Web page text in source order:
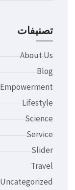
تصنيفات
About Us
Blog
Empowerment
Lifestyle
Science
Service
Slider
Travel
Uncategorized